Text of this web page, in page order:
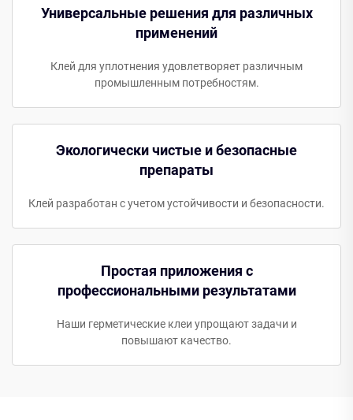
Универсальные решения для различных
применений
Клей для уплотнения удовлетворяет различным
промышленным потребностям.
Экологически чистые и безопасные
препараты
Клей разработан с учетом устойчивости и безопасности.
Простая приложения с
профессиональными результатами
Наши герметические клеи упрощают задачи и
повышают качество.